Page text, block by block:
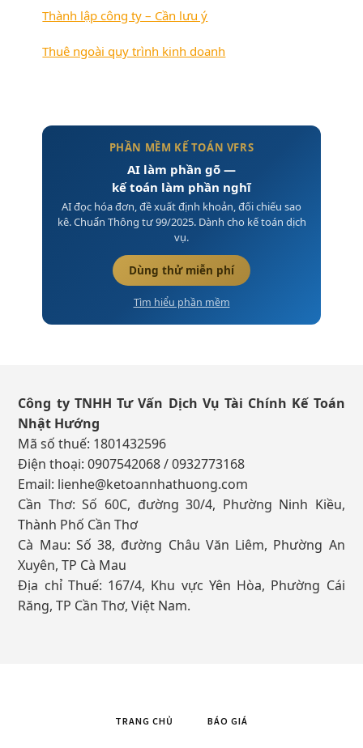
Thành lập công ty – Cần lưu ý
Thuê ngoài quy trình kinh doanh
PHẦN MỀM KẾ TOÁN VFRS
AI làm phần gõ —
kế toán làm phần nghĩ
AI đọc hóa đơn, đề xuất định khoản, đối chiếu sao
kê. Chuẩn Thông tư 99/2025. Dành cho kế toán dịch
vụ.
Dùng thử miễn phí
Tìm hiểu phần mềm
Công ty TNHH Tư Vấn Dịch Vụ Tài Chính Kế Toán
Nhật Hướng
Mã số thuế: 1801432596
Điện thoại: 0907542068 / 0932773168
Email: lienhe@ketoannhathuong.com
Cần Thơ: Số 60C, đường 30/4, Phường Ninh Kiều,
Thành Phố Cần Thơ
Cà Mau: Số 38, đường Châu Văn Liêm, Phường An
Xuyên, TP Cà Mau
Địa chỉ Thuế: 167/4, Khu vực Yên Hòa, Phường Cái
Răng, TP Cần Thơ, Việt Nam.
TRANG CHỦ BÁO GIÁ